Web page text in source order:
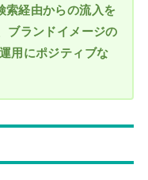
索経由からの流入を
ブランドイメージの
用にポジティブな